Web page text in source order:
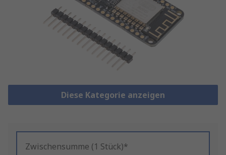
Diese Kategorie anzeigen
Zwischensumme (1 Stück)*